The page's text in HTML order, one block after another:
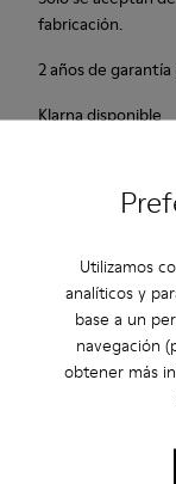
Utilizamos
analíticos y
base a un
navegación
obtener más
fabricación.
2 años de
Klarna disponible
informal. Estas
proporciona un
Color rojo.
Cuidados Del